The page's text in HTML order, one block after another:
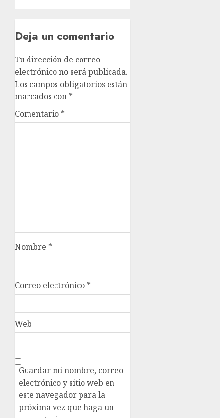
Deja un comentario
Tu dirección de correo
electrónico no será publicada.
Los campos obligatorios están
marcados con *
Comentario *
Nombre *
Correo electrónico *
Web
Guardar mi nombre, correo
electrónico y sitio web en
este navegador para la
próxima vez que haga un